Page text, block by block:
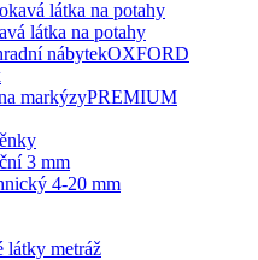
látka na potahy
OXFORD
PREMIUM
3 mm
4-20 mm
látky metráž